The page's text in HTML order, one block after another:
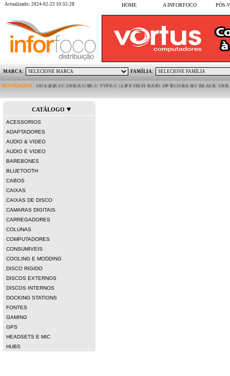
Actualizado: 2024-02-23 10:55:28 HOME A INFORFOCO PÓS-
MARCA: FAMÍLIA:
NOVIDADES:
MICRO DUO 64GB 3C USB-A USB-C TYPE-C | LIFETECH RATO OPTICO BASIC BLACK USB |
CATÁLOGO
ACESSORIOS
ADAPTADORES
AUDIO & VIDEO
AUDIO E VIDEO
BAREBONES
BLUETOOTH
CABOS
CAIXAS
CAIXAS DE DISCO
CAMARAS DIGITAIS
CARREGADORES
COLUNAS
COMPUTADORES
CONSUMIVEIS
COOLING E MODDING
DISCO RIGIDO
DISCOS EXTERNOS
DISCOS INTERNOS
DOCKING STATIONS
FONTES
GAMING
GPS
HEADSETS E MIC
HUBS